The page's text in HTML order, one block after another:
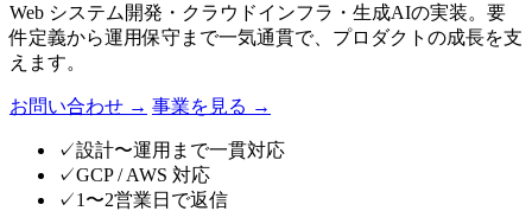
Web システム開発・クラウドインフラ・生成AIの実装。要
件定義から運用保守まで一気通貫で、プロダクトの成長を支
えます。
お問い合わせ → 事業を見る →
✓設計〜運用まで一貫対応
✓GCP / AWS 対応
✓1〜2営業日で返信